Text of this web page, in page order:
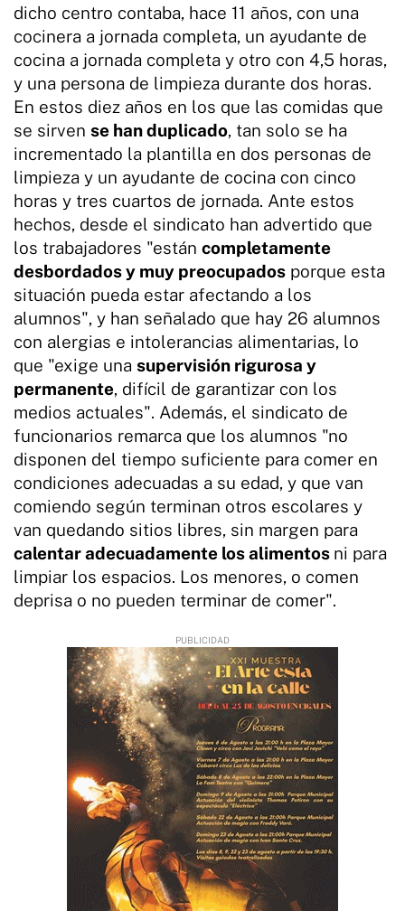
dicho centro contaba, hace 11 años, con una
cocinera a jornada completa, un ayudante de
cocina a jornada completa y otro con 4,5 horas,
y una persona de limpieza durante dos horas.
En estos diez años en los que las comidas que
se sirven se han duplicado, tan solo se ha
incrementado la plantilla en dos personas de
limpieza y un ayudante de cocina con cinco
horas y tres cuartos de jornada. Ante estos
hechos, desde el sindicato han advertido que
los trabajadores "están completamente
desbordados y muy preocupados porque esta
situación pueda estar afectando a los
alumnos", y han señalado que hay 26 alumnos
con alergias e intolerancias alimentarias, lo
que "exige una supervisión rigurosa y
permanente, difícil de garantizar con los
medios actuales". Además, el sindicato de
funcionarios remarca que los alumnos "no
disponen del tiempo suficiente para comer en
condiciones adecuadas a su edad, y que van
comiendo según terminan otros escolares y
van quedando sitios libres, sin margen para
calentar adecuadamente los alimentos ni para
limpiar los espacios. Los menores, o comen
deprisa o no pueden terminar de comer".